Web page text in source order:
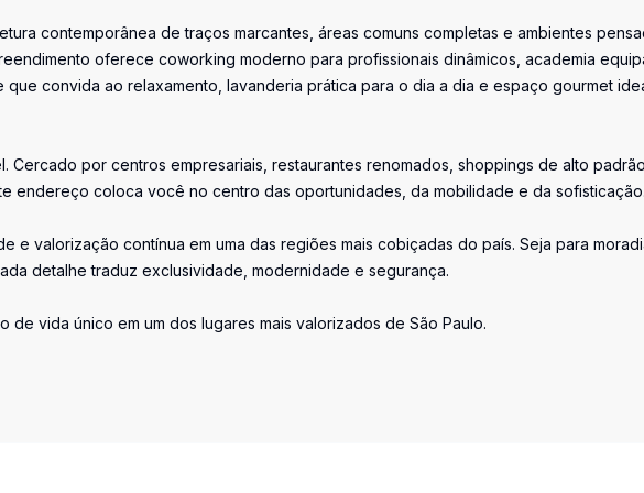
contemporânea de traços marcantes, áreas comuns completas e ambientes
oferece coworking moderno para profissionais dinâmicos, academia
convida ao relaxamento, lavanderia prática para o dia a dia e espaço gourmet
Cercado por centros empresariais, restaurantes renomados, shoppings de alto
endereço coloca você no centro das oportunidades, da mobilidade e da sofisticação.
e valorização contínua em uma das regiões mais cobiçadas do país. Seja para
detalhe traduz exclusividade, modernidade e segurança.
de vida único em um dos lugares mais valorizados de São Paulo.